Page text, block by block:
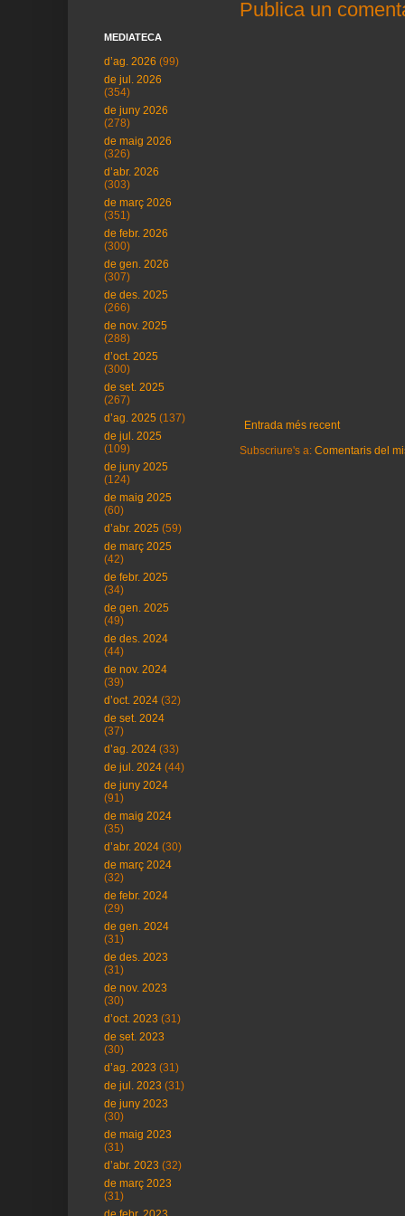
Publica un
Entrada més recent
Subscriure's a: Comentaris del
MEDIATECA
d’ag. 2026 (99)
de jul. 2026
(354)
de juny 2026
(278)
de maig 2026
(326)
d’abr. 2026
(303)
de març 2026
(351)
de febr. 2026
(300)
de gen. 2026
(307)
de des. 2025
(266)
de nov. 2025
(288)
d’oct. 2025
(300)
de set. 2025
(267)
d’ag. 2025 (137)
de jul. 2025
(109)
de juny 2025
(124)
de maig 2025
(60)
d’abr. 2025 (59)
de març 2025
(42)
de febr. 2025
(34)
de gen. 2025
(49)
de des. 2024
(44)
de nov. 2024
(39)
d’oct. 2024 (32)
de set. 2024
(37)
d’ag. 2024 (33)
de jul. 2024 (44)
de juny 2024
(91)
de maig 2024
(35)
d’abr. 2024 (30)
de març 2024
(32)
de febr. 2024
(29)
de gen. 2024
(31)
de des. 2023
(31)
de nov. 2023
(30)
d’oct. 2023 (31)
de set. 2023
(30)
d’ag. 2023 (31)
de jul. 2023 (31)
de juny 2023
(30)
de maig 2023
(31)
d’abr. 2023 (32)
de març 2023
(31)